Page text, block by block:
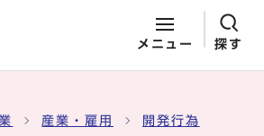
メニュー 探す
産業・雇用 開発行為